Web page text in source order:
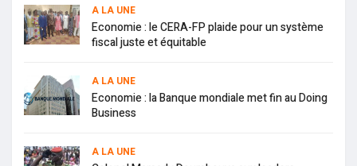
A LA UNE
Economie : le CERA-FP plaide pour un système
fiscal juste et équitable
A LA UNE
Economie : la Banque mondiale met fin au Doing
Business
A LA UNE